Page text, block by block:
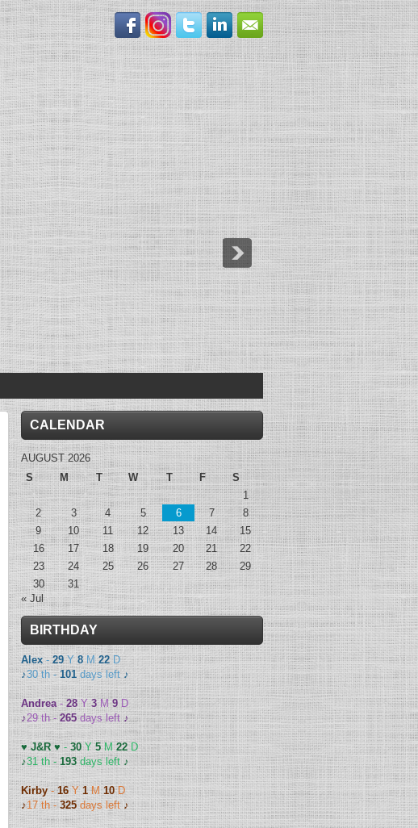
CALENDAR
AUGUST 2026
S
M T W T F
S
1
2
3 4 5 6 7
8
9
10 11 12 13 14
15
16
17 18 19 20 21
22
23
24 25 26 27 28
29
30
31
« Jul
BIRTHDAY
Alex-29Y 8M22D
♪30 th -101days left ♪
Andrea-28Y3M9D
♪29 th -265days left♪
♥ J&R ♥-30Y5M22D
♪31 th -193days left ♪
Kirby-16Y1M10D
♪17 th -325days left♪